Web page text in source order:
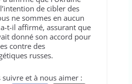
de cibler des
ne sommes en aucun
t-il affirmé, assurant que
donné son accord pour
contre des
russes.
suivre et à nous aimer :